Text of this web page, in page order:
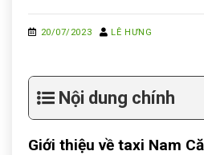
20/07/2023 LÊ HƯNG
Nội dung chính
Giới thiệu về taxi Nam